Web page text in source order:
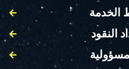
الخدمة
النقود
مسؤولية